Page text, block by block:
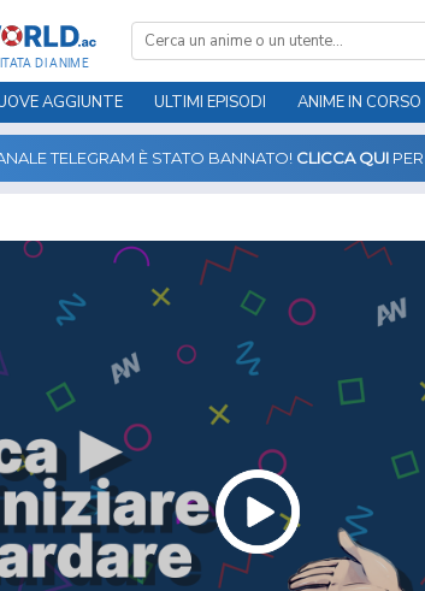
DI ANIME
AGGIUNTE ULTIMI EPISODI ANIME IN CORSO
TELEGRAM È STATO BANNATO! CLICCA QUI